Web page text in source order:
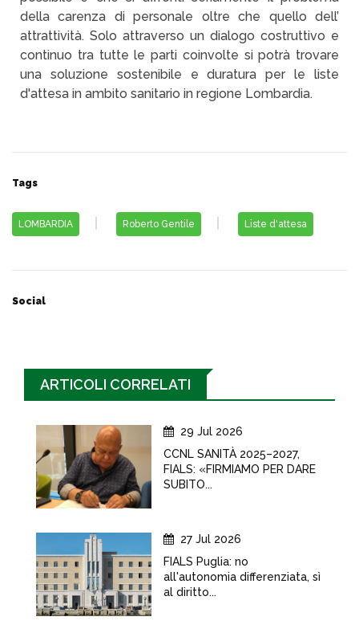
della carenza di personale oltre che quello dell’
attrattività. Solo attraverso un dialogo costruttivo e
continuo tra tutte le parti coinvolte si potrà trovare
una soluzione sostenibile e duratura per le liste
d'attesa in ambito sanitario in regione Lombardia.
Tags
LOMBARDIA Roberto Gentile Liste d'attesa
Social
ARTICOLI CORRELATI
29 Jul 2026
CCNL SANITÀ 2025–2027,
FIALS: «FIRMIAMO PER DARE
SUBITO...
27 Jul 2026
FIALS Puglia: no
all'autonomia differenziata, sì
al diritto...